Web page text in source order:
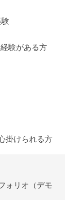
験がある方
掛けられる方
ォリオ（デモ